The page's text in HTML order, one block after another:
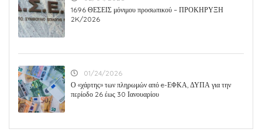
1696 ΘΕΣΕΙΣ μόνιμου προσωπικού – ΠΡΟΚΗΡΥΞΗ
2K/2026
01/24/2026
Ο «χάρτης» των πληρωμών από e-ΕΦΚΑ, ΔΥΠΑ για την
περίοδο 26 έως 30 Ιανουαρίου